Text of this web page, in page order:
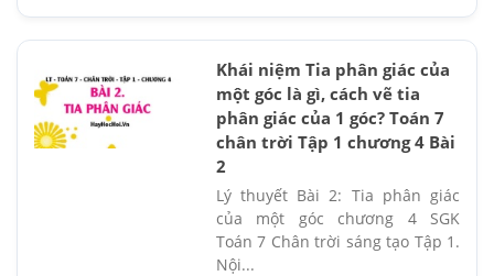
Khái niệm Tia phân giác của
một góc là gì, cách vẽ tia
phân giác của 1 góc? Toán 7
chân trời Tập 1 chương 4 Bài
2
Lý thuyết Bài 2: Tia phân giác
của một góc chương 4 SGK
Toán 7 Chân trời sáng tạo Tập 1.
Nội...